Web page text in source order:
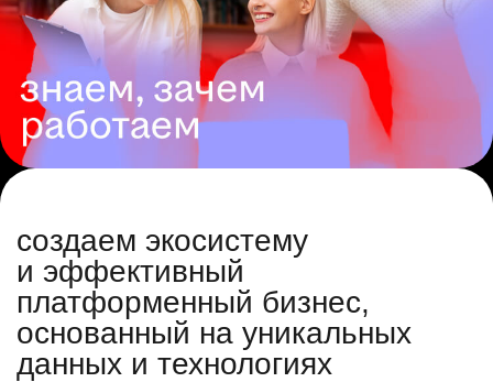
создаем экосистему
и эффективный
платформенный бизнес,
основанный на уникальных
данных и технологиях